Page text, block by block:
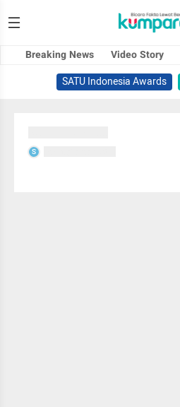
Breaking News Video Story
SATU Indonesia Awards
S